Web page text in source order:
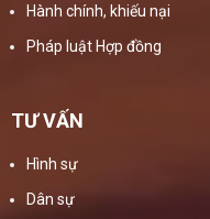
Hành chính, khiếu nại
Pháp luật Hợp đồng
TƯ VẤN
Hình sự
Dân sự